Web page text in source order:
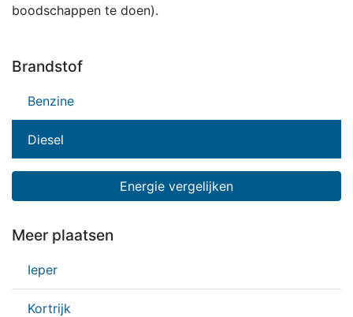
boodschappen te doen).
Brandstof
Benzine
Diesel
Energie vergelijken
Meer plaatsen
Ieper
Kortrijk